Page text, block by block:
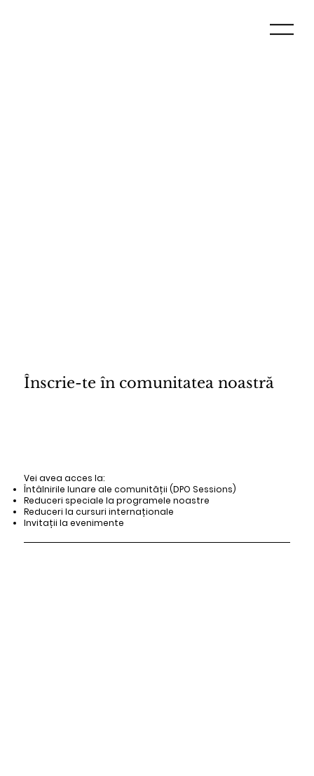
Înscrie-te în comunitatea noastră
Vei avea acces la:
Întâlnirile lunare ale comunității (DPO Sessions)
Reduceri speciale la programele noastre
Reduceri la cursuri internaționale
Invitații la evenimente